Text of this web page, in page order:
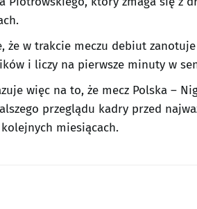
że w trakcie meczu debiut
i liczy na pierwsze minuty w
więc na to, że mecz Polska –
przeglądu kadry przed
miesiącach.